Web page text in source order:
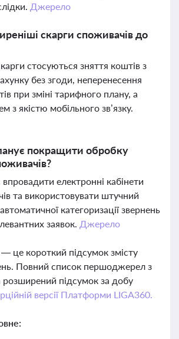
Джерело
скарги споживачів до
стосуються зняття коштів з
без згоди, неперенесення
при зміні тарифного плану, а
з якістю мобільного зв’язку.
покращити обробку
електронні кабінети
та використовувати штучний
категоризації звернень
заявок. Джерело
це короткий підсумок змісту
Повний список першоджерел з
підсумок за добу
версії Платформи LIGA360.